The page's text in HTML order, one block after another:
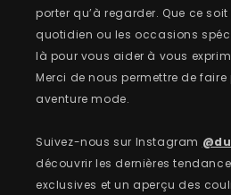
porter qu’à regarder. Que ce
quotidien ou les occasions
là pour vous aider à vous
Merci de nous permettre de
aventure mode.
Suivez-nous sur Instagram
découvrir les dernières
exclusives et un aperçu des